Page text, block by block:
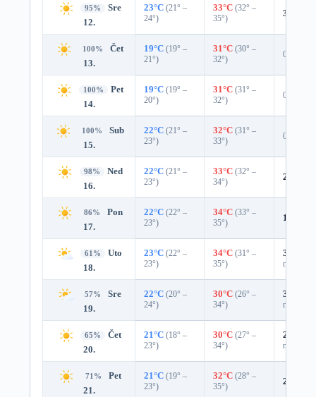
95%
Sre
12.
23°C (21° –
24°)
33°C (32° –
35°)
3%
100%
Čet
13.
19°C (19° –
21°)
31°C (30° –
32°)
0%
100%
Pet
14.
19°C (19° –
20°)
31°C (31° –
32°)
0%
100%
Sub
15.
22°C (21° –
23°)
32°C (31° –
33°)
0%
98%
Ned
16.
22°C (21° –
23°)
33°C (32° –
34°)
2%
86%
Pon
17.
22°C (22° –
23°)
34°C (33° –
35°)
12%
61%
Uto
18.
23°C (22° –
23°)
34°C (31° –
35°)
37%
mm)
57%
Sre
19.
22°C (20° –
24°)
30°C (26° –
34°)
37%
mm)
65%
Čet
20.
21°C (18° –
23°)
30°C (27° –
34°)
29%
mm)
71%
Pet
21.
21°C (19° –
23°)
32°C (28° –
35°)
22%